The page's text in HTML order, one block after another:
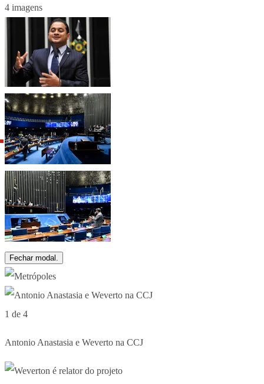
4 imagens
Fechar modal.
1 de 4
Antonio Anastasia e Weverto na CCJ